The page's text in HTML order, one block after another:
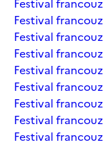
Festival
Festival
Festival
Festival
Festival
Festival
Festival
Festival